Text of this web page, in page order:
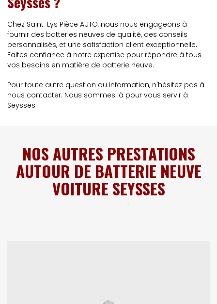
Chez Saint-Lys Pièce AUTO, nous nous engageons à
fournir des batteries neuves de qualité, des conseils
personnalisés, et une satisfaction client exceptionnelle.
Faites confiance à notre expertise pour répondre à tous
vos besoins en matière de batterie neuve.
Pour toute autre question ou information, n'hésitez pas à
nous contacter. Nous sommes là pour vous servir à
Seysses !
NOS AUTRES PRESTATIONS
AUTOUR DE BATTERIE NEUVE
VOITURE SEYSSES